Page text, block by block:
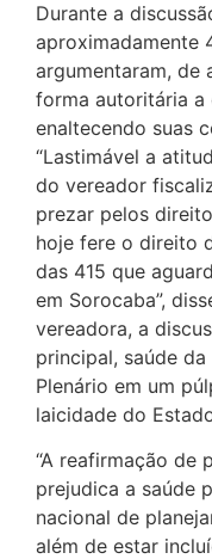
Durante a
aproximadamente
argumentaram, de
forma autoritária a
enaltecendo suas
“Lastimável a
do vereador
prezar pelos
hoje fere o direito
das 415 que
em Sorocaba”,
vereadora, a
principal, saúde
Plenário em um
laicidade do
“A reafirmação de
prejudica a saúde
nacional de
além de estar